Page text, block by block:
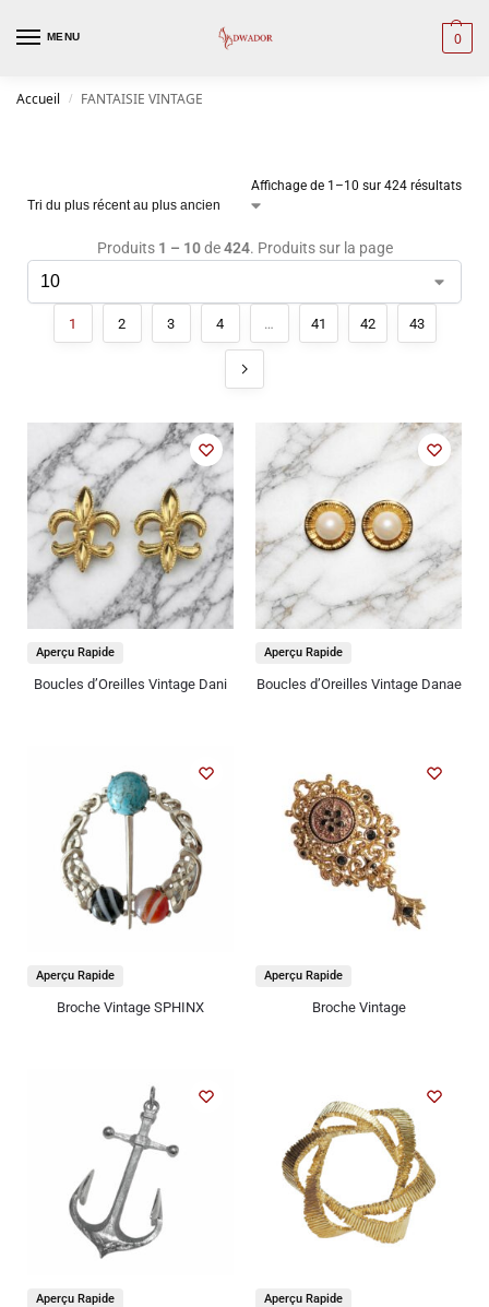
MENU 0
Accueil / FANTAISIE VINTAGE
Affichage de 1–10 sur 424 résultats
Produits 1 – 10de424. Produits sur la page
1 2 3 4 … 41 42 43
Boucles d’Oreilles Vintage Dani
Aperçu Rapide
Boucles d’Oreilles Vintage Danae
Aperçu Rapide
Broche Vintage SPHINX
Aperçu Rapide
Broche Vintage
Aperçu Rapide
Aperçu Rapide Aperçu Rapide